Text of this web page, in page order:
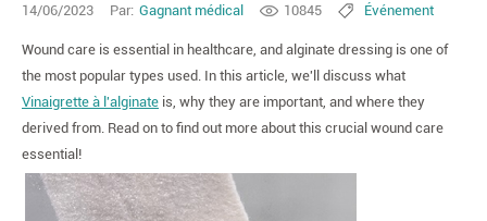
14/06/2023 Par: Gagnant médical 10845 Événement
Wound care is essential in healthcare, and alginate dressing is one of
the most popular types used. In this article, we'll discuss what
Vinaigrette à l'alginate is, why they are important, and where they
derived from. Read on to find out more about this crucial wound care
essential!